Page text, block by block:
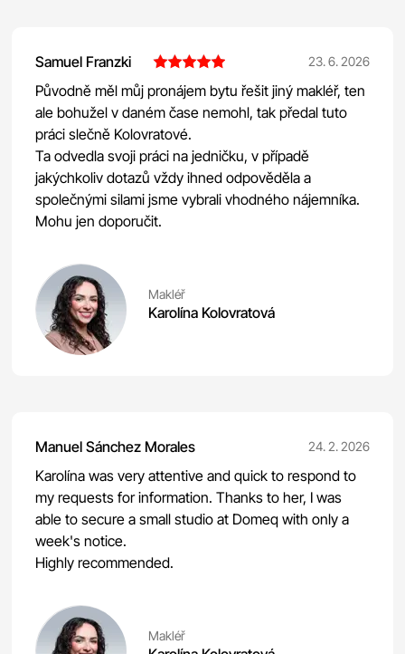
Samuel Franzki 23. 6. 2026
Původně měl můj pronájem bytu řešit jiný makléř, ten
ale bohužel v daném čase nemohl, tak předal tuto
práci slečně Kolovratové.
Ta odvedla svoji práci na jedničku, v případě
jakýchkoliv dotazů vždy ihned odpověděla a
společnými silami jsme vybrali vhodného nájemníka.
Mohu jen doporučit.
Makléř
Karolína Kolovratová
Manuel Sánchez Morales 24. 2. 2026
Karolína was very attentive and quick to respond to
my requests for information. Thanks to her, I was
able to secure a small studio at Domeq with only a
week's notice.
Highly recommended.
Makléř